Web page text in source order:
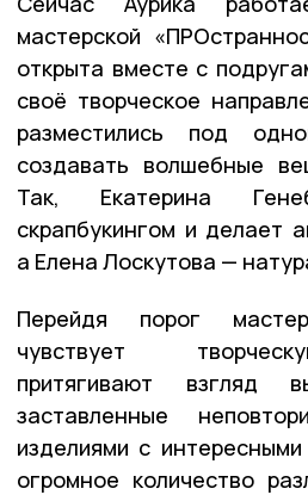
мастерской
открыта вместе с
своё творческое
разместились под
создавать волшебные
Так, Екатерина
скрапбукингом и делает
а Елена Лоскутова —
Перейдя порог
чувствует
притягивают взгляд
заставленные
изделиями с
огромное количество